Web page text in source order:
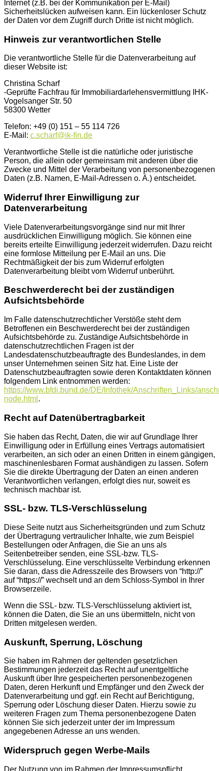
Internet (z.B. bei der Kommunikation per E-Mail)
Sicherheitslücken aufweisen kann. Ein lückenloser Schutz
der Daten vor dem Zugriff durch Dritte ist nicht möglich.
Hinweis zur verantwortlichen Stelle
Die verantwortliche Stelle für die Datenverarbeitung auf
dieser Website ist:
Christina Scharf
-Geprüfte Fachfrau für Immobiliardarlehensvermittlung IHK-
Vogelsanger Str. 50
58300 Wetter
Telefon: +49 (0) 151 – 55 114 726
E-Mail: c.scharf@ik-fin.de
Verantwortliche Stelle ist die natürliche oder juristische
Person, die allein oder gemeinsam mit anderen über die
Zwecke und Mittel der Verarbeitung von personenbezogenen
Daten (z.B. Namen, E-Mail-Adressen o. Ä.) entscheidet.
Widerruf Ihrer Einwilligung zur
Datenverarbeitung
Viele Datenverarbeitungsvorgänge sind nur mit Ihrer
ausdrücklichen Einwilligung möglich. Sie können eine
bereits erteilte Einwilligung jederzeit widerrufen. Dazu reicht
eine formlose Mitteilung per E-Mail an uns. Die
Rechtmäßigkeit der bis zum Widerruf erfolgten
Datenverarbeitung bleibt vom Widerruf unberührt.
Beschwerderecht bei der zuständigen
Aufsichtsbehörde
Im Falle datenschutzrechtlicher Verstöße steht dem
Betroffenen ein Beschwerderecht bei der zuständigen
Aufsichtsbehörde zu. Zuständige Aufsichtsbehörde in
datenschutzrechtlichen Fragen ist der
Landesdatenschutzbeauftragte des Bundeslandes, in dem
unser Unternehmen seinen Sitz hat. Eine Liste der
Datenschutzbeauftragten sowie deren Kontaktdaten können
folgendem Link entnommen werden:
https://www.bfdi.bund.de/DE/Infothek/Anschriften_Links/
node.html .
Recht auf Datenübertragbarkeit
Sie haben das Recht, Daten, die wir auf Grundlage Ihrer
Einwilligung oder in Erfüllung eines Vertrags automatisiert
verarbeiten, an sich oder an einen Dritten in einem gängigen,
maschinenlesbaren Format aushändigen zu lassen. Sofern
Sie die direkte Übertragung der Daten an einen anderen
Verantwortlichen verlangen, erfolgt dies nur, soweit es
technisch machbar ist.
SSL- bzw. TLS-Verschlüsselung
Diese Seite nutzt aus Sicherheitsgründen und zum Schutz
der Übertragung vertraulicher Inhalte, wie zum Beispiel
Bestellungen oder Anfragen, die Sie an uns als
Seitenbetreiber senden, eine SSL-bzw. TLS-
Verschlüsselung. Eine verschlüsselte Verbindung erkennen
Sie daran, dass die Adresszeile des Browsers von “http://”
auf “https://” wechselt und an dem Schloss-Symbol in Ihrer
Browserzeile.
Wenn die SSL- bzw. TLS-Verschlüsselung aktiviert ist,
können die Daten, die Sie an uns übermitteln, nicht von
Dritten mitgelesen werden.
Auskunft, Sperrung, Löschung
Sie haben im Rahmen der geltenden gesetzlichen
Bestimmungen jederzeit das Recht auf unentgeltliche
Auskunft über Ihre gespeicherten personenbezogenen
Daten, deren Herkunft und Empfänger und den Zweck der
Datenverarbeitung und ggf. ein Recht auf Berichtigung,
Sperrung oder Löschung dieser Daten. Hierzu sowie zu
weiteren Fragen zum Thema personenbezogene Daten
können Sie sich jederzeit unter der im Impressum
angegebenen Adresse an uns wenden.
Widerspruch gegen Werbe-Mails
Der Nutzung von im Rahmen der Impressumspflicht